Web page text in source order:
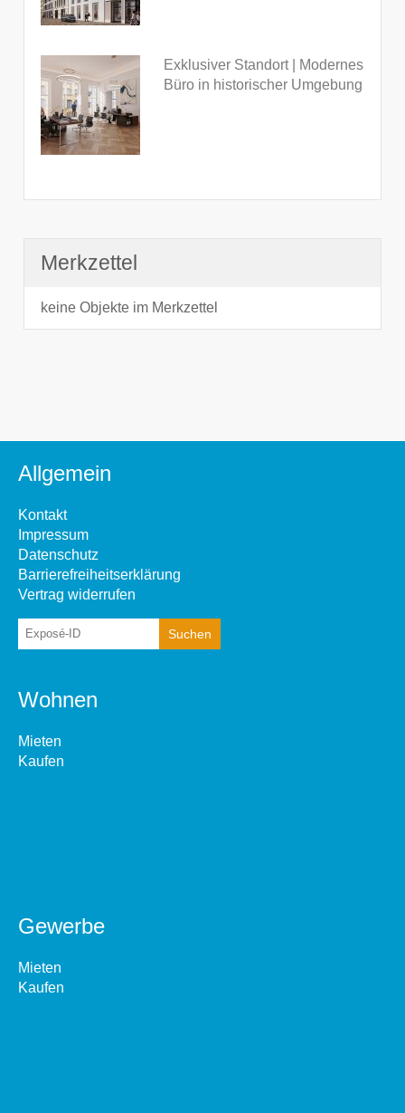
Exklusiver Standort | Modernes
Büro in historischer Umgebung
Merkzettel
keine Objekte im Merkzettel
Allgemein
Kontakt
Impressum
Datenschutz
Barrierefreiheitserklärung
Vertrag widerrufen
Wohnen
Mieten
Kaufen
Gewerbe
Mieten
Kaufen